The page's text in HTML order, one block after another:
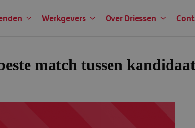
Werkgevers Over Driessen
match tussen